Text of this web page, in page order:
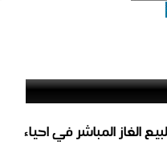
عاجل..الشركة اليمنية للغاز تعلن عن تخصيص 54 لبيع الغاز المباشر في احياء